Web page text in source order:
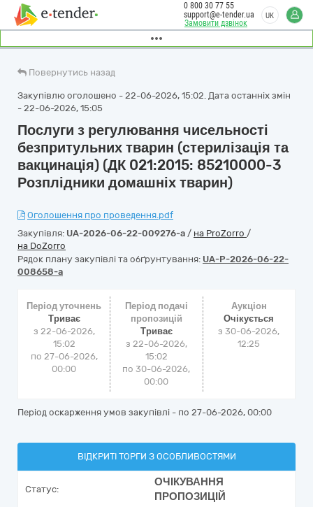
Замовити дзвінок
0 800 30 77 55
support@e-tender.ua
UK
Повернутись назад
Закупівлю оголошено - 22-06-2026, 15:02. Дата останніх змін
- 22-06-2026, 15:05
Послуги з регулювання чисельності
безпритульних тварин (стерилізація та
вакцинація) (ДК 021:2015: 85210000-3
Розплідники домашніх тварин)
Оголошення про проведення.pdf
Закупівля: UA-2026-06-22-009276-a / на ProZorro /
на DoZorro
Рядок плану закупівлі та обґрунтування: UA-P-2026-06-22-
008658-a
Період уточнень
Триває
з 22-06-2026,
15:02
по 27-06-2026,
00:00
Період подачі
пропозицій
Триває
з 22-06-2026,
15:02
по 30-06-2026,
00:00
Аукціон
Очікується
з30-06-2026,
12:25
Період оскарження умов закупівлі - по 27-06-2026, 00:00
ВІДКРИТІ ТОРГИ З ОСОБЛИВОСТЯМИ
Статус:
ОЧІКУВАННЯ
ПРОПОЗИЦІЙ